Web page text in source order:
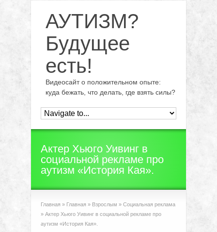
АУТИЗМ?
Будущее
есть!
Видеосайт о положительном опыте:
куда бежать, что делать, где взять силы?
Актер Хьюго Уивинг в
социальной рекламе про
аутизм «История Кая».
Главная » Главная » Взрослым » Социальная реклама
» Актер Хьюго Уивинг в социальной рекламе про
аутизм «История Кая».